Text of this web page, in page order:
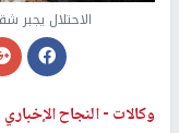
الاحتلال
وكالات -النجاح